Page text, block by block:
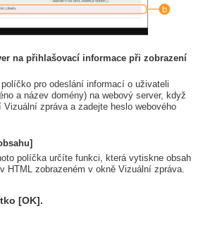
na přihlašovací informace při zobrazení
pro odeslání informací o uživateli
a název domény) na webový server, když
Vizuální zpráva a zadejte heslo webového
políčka určíte funkci, která vytiskne obsah
HTML zobrazeném v okně Vizuální zpráva.
[OK].